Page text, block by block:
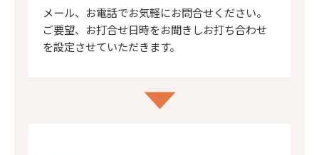
メール、お電話でお気軽にお問合せください。
ご要望、お打合せ日時をお聞きしお打ち合わせ
を設定させていただきます。